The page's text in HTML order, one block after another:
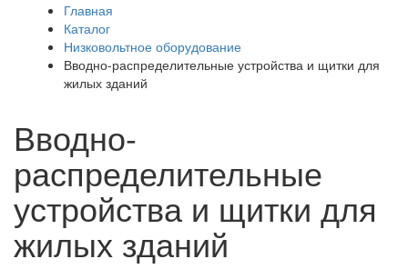
Главная
Каталог
Низковольтное оборудование
Вводно-распределительные устройства и щитки для
жилых зданий
Вводно-
распределительные
устройства и щитки для
жилых зданий